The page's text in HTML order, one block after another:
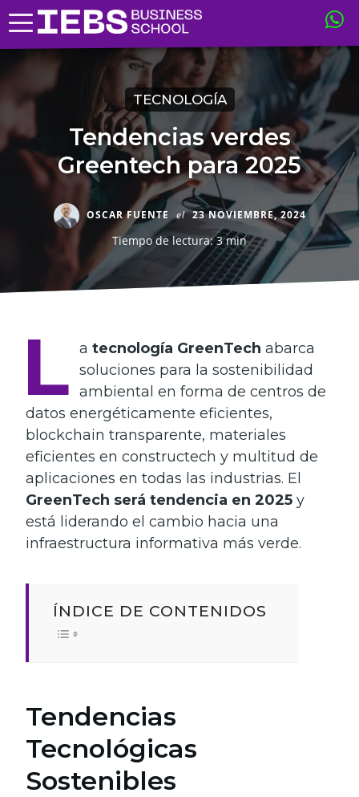
TECNOLOGÍA
Tendencias verdes
Greentech para 2025
OSCAR FUENTE el 23 NOVIEMBRE, 2024
Tiempo de lectura: 3 min
L a tecnología GreenTech abarca
soluciones para la sostenibilidad
ambiental en forma de centros de
datos energéticamente eficientes,
blockchain transparente, materiales
eficientes en constructech y multitud de
aplicaciones en todas las industrias. El
GreenTech será tendencia en 2025 y
está liderando el cambio hacia una
infraestructura informativa más verde.
ÍNDICE DE CONTENIDOS
Tendencias
Tecnológicas
Sostenibles